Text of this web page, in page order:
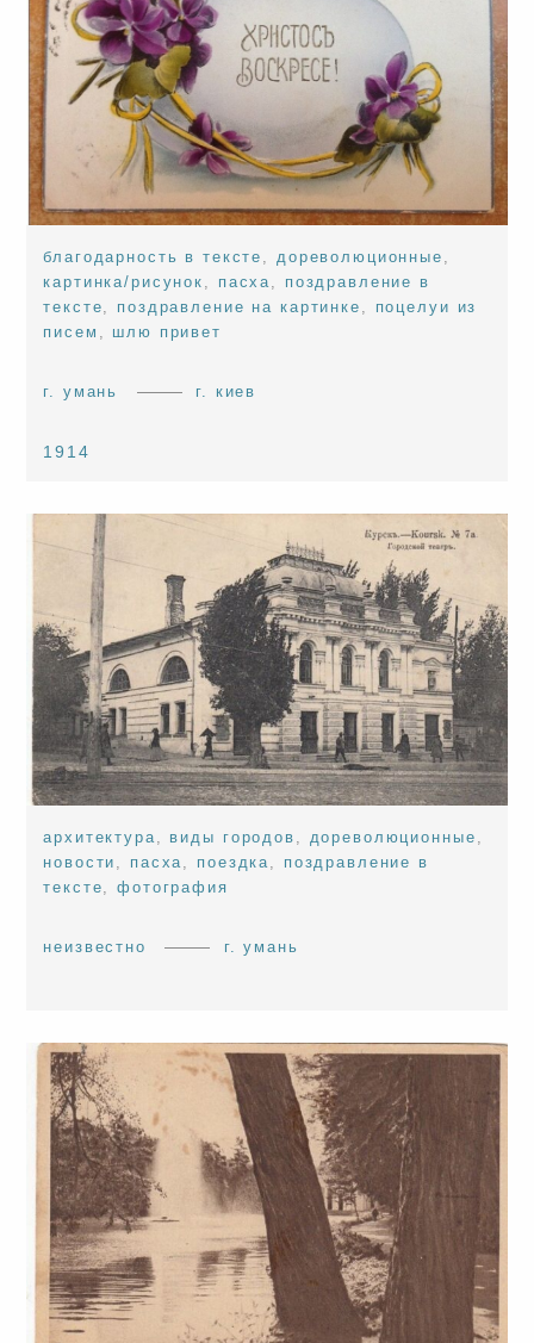
благодарность в тексте , дореволюционные ,
картинка/рисунок , пасха, поздравление в
тексте, поздравление на картинке , поцелуи из
писем , шлю привет
г. умань г. киев
1914
архитектура виды городов дореволюционные
новости
пасха поездка
поздравление в
тексте ,фотография
неизвестно г. умань